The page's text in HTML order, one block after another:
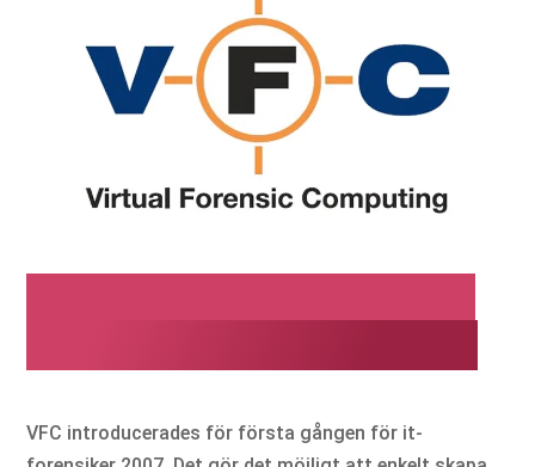
VFC introducerades för första gången för it-